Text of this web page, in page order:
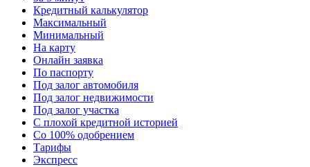
Кредитный калькулятор
Максимальный
Минимальный
На карту
Онлайн заявка
По паспорту
Под залог автомобиля
Под залог недвижимости
Под залог участка
С плохой кредитной историей
Со 100% одобрением
Тарифы
Экспресс